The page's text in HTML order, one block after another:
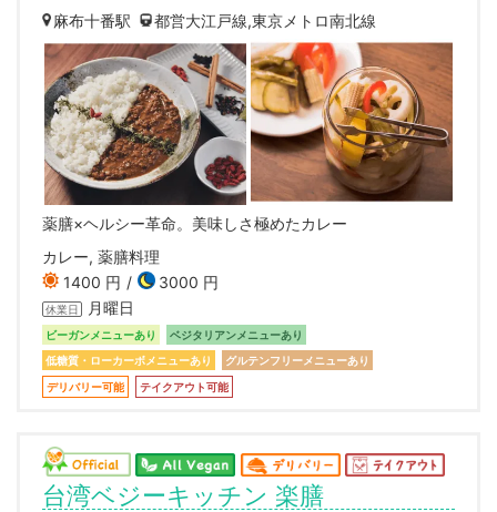
麻布十番駅 都営大江戸線,東京メトロ南北線
薬膳×ヘルシー革命。美味しさ極めたカレー
カレー, 薬膳料理
1400 円
3000 円
休業日 月曜日
ビーガンメニューあり
ベジタリアンメニューあり
低糖質・ローカーボメニューあり
グルテンフリーメニューあり
デリバリー可能
テイクアウト可能
台湾ベジーキッチン 楽膳